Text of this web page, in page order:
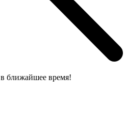
ближайшее время!